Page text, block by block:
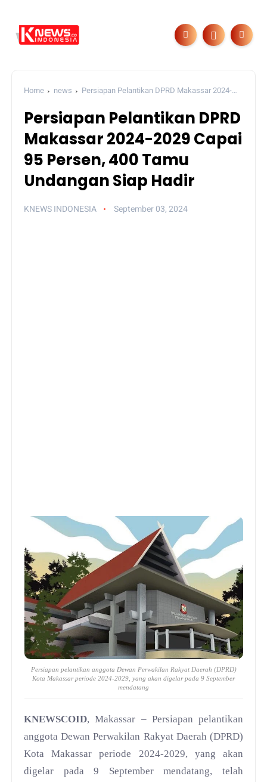
Home news
Persiapan Pelantikan DPRD Makassar 2024-
Persiapan Pelantikan DPRD
Makassar 2024-2029 Capai
95 Persen, 400 Tamu
Undangan Siap Hadir
KNEWS INDONESIA September 03, 2024
Persiapan pelantikan anggota Dewan Perwakilan Rakyat Daerah (DPRD)
Kota Makassar periode 2024-2029, yang akan digelar pada 9 September
mendatang
KNEWSCOID, Makassar – Persiapan pelantikan
anggota Dewan Perwakilan Rakyat Daerah (DPRD)
Kota Makassar periode 2024-2029, yang akan
digelar pada 9 September mendatang, telah